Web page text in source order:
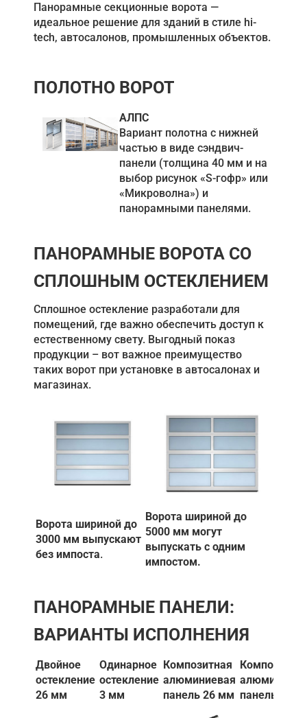
Панорамные секционные ворота ―
идеальное решение для зданий в стиле hi-
tech, автосалонов, промышленных объектов.
ПОЛОТНО ВОРОТ
АЛПС
Вариант полотна с нижней
частью в виде сэндвич-
панели (толщина 40 мм и на
выбор рисунок «S-гофр» или
«Микроволна») и
панорамными панелями.
ПАНОРАМНЫЕ ВОРОТА СО
СПЛОШНЫМ ОСТЕКЛЕНИЕМ
Сплошное остекление разработали для
помещений, где важно обеспечить доступ к
естественному свету. Выгодный показ
продукции – вот важное преимущество
таких ворот при установке в автосалонах и
магазинах.
Ворота шириной до
3000 мм выпускают
без импоста.
Ворота шириной до
5000 мм могут
выпускать с одним
импостом.
ПАНОРАМНЫЕ ПАНЕЛИ:
ВАРИАНТЫ ИСПОЛНЕНИЯ
Двойное
остекление
26 мм
Одинарное
остекление
3 мм
Композитная
алюминиевая
панель 26 мм панель 3 мм